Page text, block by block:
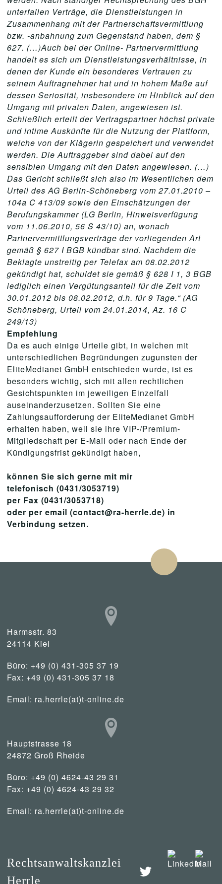
unterfallen Verträge, die Dienstleistungen in
Zusammenhang mit der Partnerschaftsvermittlung
bzw. -anbahnung zum Gegenstand haben, dem §
627. (…)Auch bei der Online- Partnervermittlung
handelt es sich um Dienstleistungsverhältnisse, in
denen der Kunde ein besonderes Vertrauen zu
seinem Auftragnehmer hat und in hohem Maße auf
dessen Seriosität, insbesondere im Hinblick auf den
Umgang mit privaten Daten, angewiesen ist.
Schließlich erteilt der Vertragspartner höchst private
und intime Auskünfte für die Nutzung der Plattform,
welche von der Klägerin gespeichert und verwendet
werden. Die Auftraggeber sind dabei auf den
sensiblen Umgang mit den Daten angewiesen. (…)
Das Gericht schließt sich also im Wesentlichen dem
Urteil des AG Berlin-Schöneberg vom 27.01.2010 –
104a C 413/09 sowie den Einschätzungen der
Berufungskammer (LG Berlin, Hinweisverfügung
vom 11.06.2010, 56 S 43/10) an, wonach
Partnervermittlungsverträge der vorliegenden Art
gemäß § 627 I BGB kündbar sind. Nachdem die
Beklagte unstreitig per Telefax am 08.02.2012
gekündigt hat, schuldet sie gemäß § 628 I 1, 3 BGB
lediglich einen Vergütungsanteil für die Zeit vom
30.01.2012 bis 08.02.2012, d.h. für 9 Tage.“ (AG
Schöneberg, Urteil vom 24.01.2014, Az. 16 C
249/13)
Empfehlung
Da es auch einige Urteile gibt, in welchen mit
unterschiedlichen Begründungen zugunsten der
EliteMedianet GmbH entschieden wurde, ist es
besonders wichtig, sich mit allen rechtlichen
Gesichtspunkten im jeweiligen Einzelfall
auseinanderzusetzen. Sollten Sie eine
Zahlungsaufforderung der EliteMedianet GmbH
erhalten haben, weil sie ihre VIP-/Premium-
Mitgliedschaft per E-Mail oder nach Ende der
Kündigungsfrist gekündigt haben,
können Sie sich gerne mit mir
telefonisch (0431/3053719)
per Fax (0431/3053718)
oder per email (contact@ra-herrle.de) in
Verbindung setzen.
Harmsstr. 83
24114 Kiel
Büro: +49 (0) 431-305 37 19
Fax: +49 (0) 431-305 37 18
Email: ra.herrle(at)t-online.de
Hauptstrasse 18
24872 Groß Rheide
Büro: +49 (0) 4624-43 29 31
Fax: +49 (0) 4624-43 29 32
Email: ra.herrle(at)t-online.de
Rechtsanwaltskanzlei
Herrle